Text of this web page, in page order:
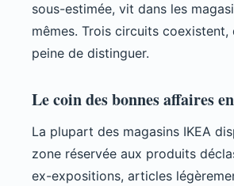
sous-estimée, vit dans les
mêmes. Trois circuits coexistent,
peine de distinguer.
Le coin des bonnes affaires
La plupart des magasins IKEA
zone réservée aux produits
ex-expositions, articles